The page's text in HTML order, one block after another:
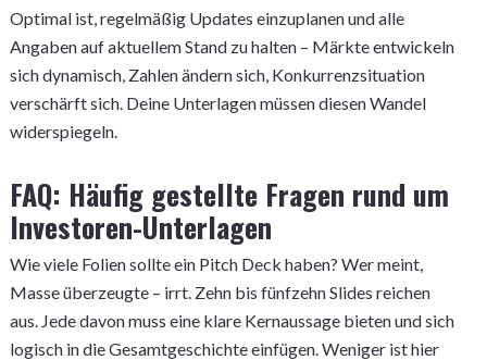
Optimal ist, regelmäßig Updates einzuplanen und alle
Angaben auf aktuellem Stand zu halten – Märkte entwickeln
sich dynamisch, Zahlen ändern sich, Konkurrenzsituation
verschärft sich. Deine Unterlagen müssen diesen Wandel
widerspiegeln.
FAQ: Häufig gestellte Fragen rund um
Investoren-Unterlagen
Wie viele Folien sollte ein Pitch Deck haben? Wer meint,
Masse überzeugte – irrt. Zehn bis fünfzehn Slides reichen
aus. Jede davon muss eine klare Kernaussage bieten und sich
logisch in die Gesamtgeschichte einfügen. Weniger ist hier